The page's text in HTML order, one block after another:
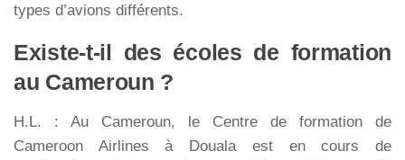
types d’avions différents.
Existe-t-il des écoles de formation
au Cameroun ?
H.L. : Au Cameroun, le Centre de formation de
Cameroon Airlines à Douala est en cours de